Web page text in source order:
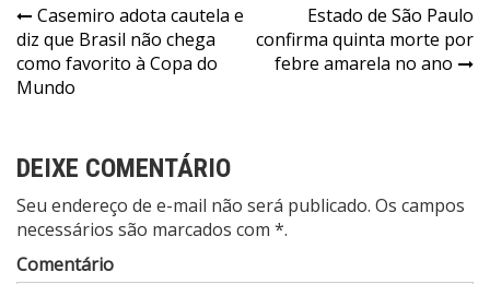
Navegação
de
Post
Casemiro adota cautela e
diz que Brasil não chega
como favorito à Copa do
Mundo
Estado de São Paulo
confirma quinta morte por
febre amarela no ano
DEIXE COMENTÁRIO
Seu endereço de e-mail não será publicado. Os campos
necessários são marcados com *.
Comentário